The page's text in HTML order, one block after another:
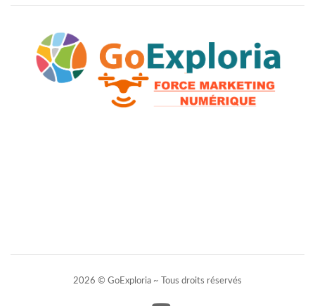
2026 © GoExploria ~ Tous droits réservés